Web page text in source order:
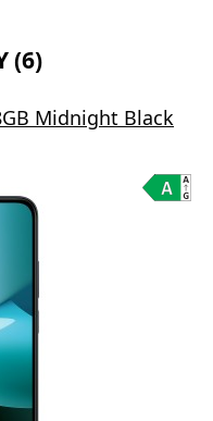
(6)
Midnight Black